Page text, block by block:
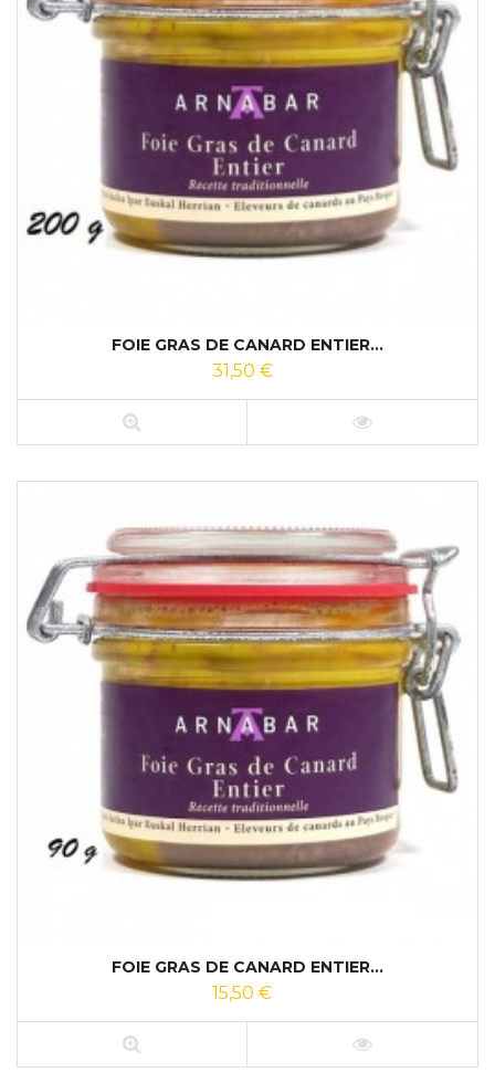
FOIE GRAS DE CANARD ENTIER...
31,50 €
FOIE GRAS DE CANARD ENTIER...
15,50 €